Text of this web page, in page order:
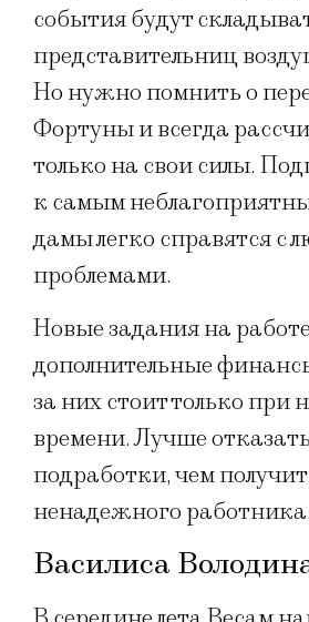
события будут
представительниц
Но нужно помнить о
Фортуны и всегда
только на свои силы.
к самым
дамы легко справятся с
проблемами.
Новые задания на
дополнительные
за них стоит только при
времени. Лучше
подработки, чем
ненадежного работника.
Василиса